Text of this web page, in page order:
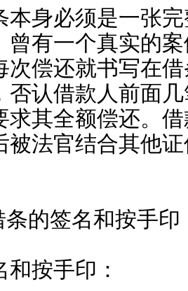
必须是一张完
曾有一个真实的
次偿还就书写在
否认借款人前面
求其全额偿还。
被法官结合其他
的签名和按手印
按手印：